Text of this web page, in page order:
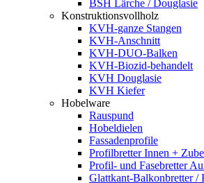
BSH Lärche / Douglasie
Konstruktionsvollholz
KVH-ganze Stangen
KVH-Anschnitt
KVH-DUO-Balken
KVH-Biozid-behandelt
KVH Douglasie
KVH Kiefer
Hobelware
Rauspund
Hobeldielen
Fassadenprofile
Profilbretter Innen +
Profil- und Fasebretter
Glattkant-Balkonbretter /